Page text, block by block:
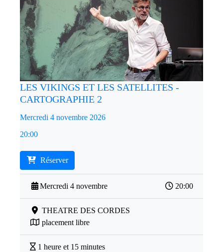
LES VIKINGS ET LES SATELLITES -
CARTOGRAPHIE 2
Mercredi 4 novembre 2026
20:00
Réserver
Mercredi 4 novembre 20:00
THEATRE DES CORDES
placement libre
1 heure et 15 minutes